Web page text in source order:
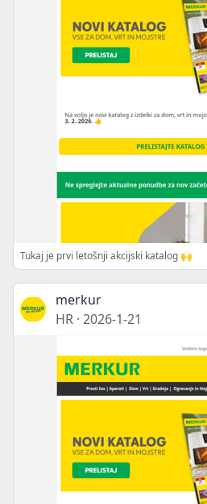
Tukaj je prvi letošnji akcijski katalog 🙌
merkur
HR · 2026-1-21